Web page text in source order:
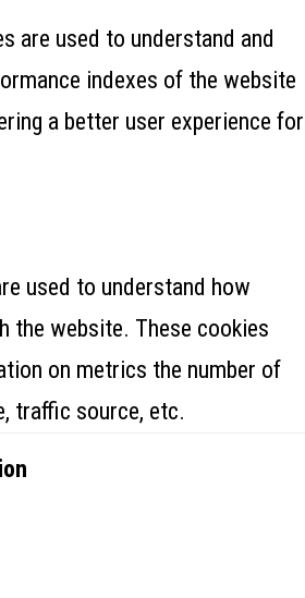
are used to understand and
indexes of the website
a better user experience for
used to understand how
the website. These cookies
on metrics the number of
traffic source, etc.